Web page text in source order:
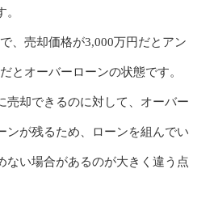
、売却価格が3,000万円だとアン
とオーバーローンの状態です。
売却できるのに対して、オーバー
ンが残るため、ローンを組んでい
ない場合があるのが大きく違う点